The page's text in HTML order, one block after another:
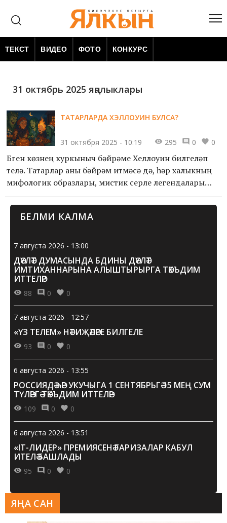
ТЕКСТ ВИДЕО ФОТО КОНКУРС
31 октябрь 2025 яңалыклары
ТАТАРЛАРДА ХЭЛЛОУИН БУЛСА?
31 октября 2025 - 10:19 295 0 0
Бүген көзнең куркыныч бәйрәме Хеллоуин билгеләп
үтелә. Татарлар аны бәйрәм итмәсә дә, һәр халыкның
мифологик образлары, мистик серле легендалары
тылсымлы, моңлы һәм җылы бәйрәм булыр иде. Без
аны «Җенле кич» дип атар идек.
БЕЛМИ КАЛМА
7 августа 2026 - 13:00
ДӘҮЛӘТ ДУМАСЫНДА БДИНЫ ДӘҮЛӘТ
ИМТИХАННАРЫНА АЛЫШТЫРЫРГА ТӘКЪДИМ
ИТТЕЛӘР
88 0 0
7 августа 2026 - 12:57
«ҮЗ ТЕЛЕМ» НӘТИҖӘЛӘРЕ БИЛГЕЛЕ
93 0 0
6 августа 2026 - 13:55
РОССИЯДӘ ҺӘР УКУЧЫГА 1 СЕНТЯБРЬГӘ 15 МЕҢ СУМ
ТҮЛӘРГӘ ТӘКЪДИМ ИТТЕЛӘР
109 0 0
6 августа 2026 - 13:51
«IT-ЛИДЕР» ПРЕМИЯСЕНӘ ГАРИЗАЛАР КАБУЛ
ИТЕЛӘ БАШЛАДЫ
95 0 0
ЯҢА САН